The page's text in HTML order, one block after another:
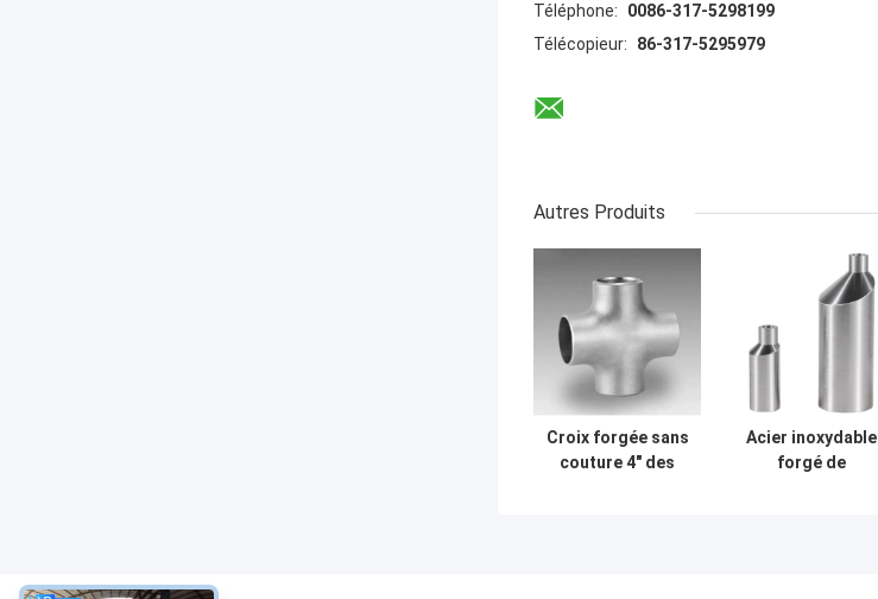
Téléphone:
0086-317-5298199
Télécopieur:
86-317-5295979
Autres Produits
Croix forgée sans
couture 4" des
Acier inoxydable
forgé de